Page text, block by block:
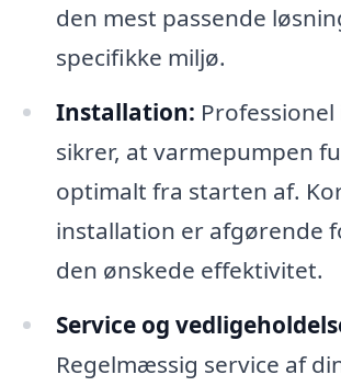
den mest passende
specifikke miljø.
Installation:
sikrer, at varmepumpen
optimalt fra starten af.
installation er afgørende
den ønskede effektivitet.
Service og
Regelmæssig service af